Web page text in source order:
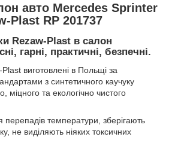
авто Mercedes Sprinter
Plast RP 201737
Rezaw-Plast в салон
гарні, практичні, безпечні.
виготовлені в Польщі за
з синтетичного каучуку
міцного та екологічно чистого
перепадів температури, зберігають
не виділяють ніяких токсичних